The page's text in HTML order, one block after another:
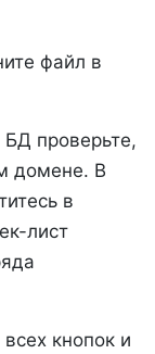
файл в
проверьте,
домене. В
в
лист
кнопок и